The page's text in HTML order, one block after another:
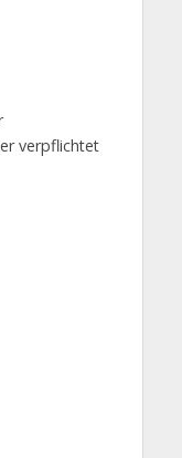
verpflichtet